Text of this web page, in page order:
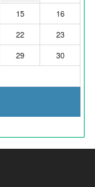
15
16
22
23
29
30